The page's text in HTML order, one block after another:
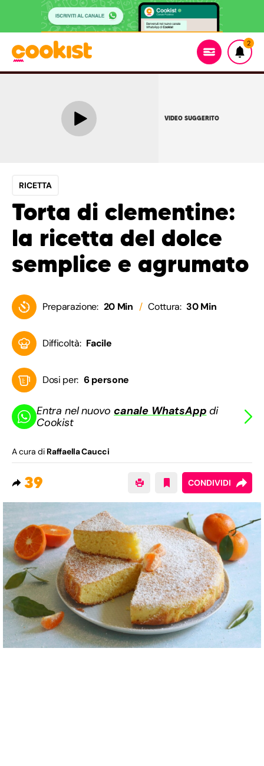
2
VIDEO SUGGERITO
RICETTA
Torta di clementine:
la ricetta del dolce
semplice e agrumato
Preparazione: 20 Min Cottura: 30 Min
Difficoltà: Facile
Dosi per: 6 persone
Entra nel nuovocanale WhatsApp di
Cookist
A cura di Raffaella Caucci
39 CONDIVIDI